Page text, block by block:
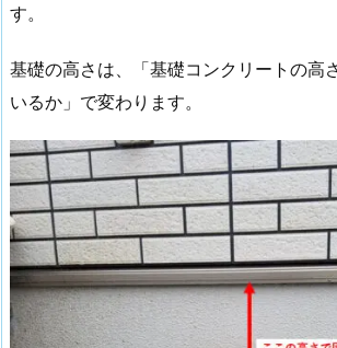
す。
基礎の高さは、「基礎コンクリートの高
いるか」で変わります。